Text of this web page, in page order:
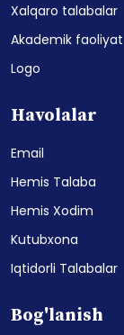
Xalqaro talabalar
Akademik faoliyat
Logo
Havolalar
Email
Hemis Talaba
Hemis Xodim
Kutubxona
Iqtidorli Talabalar
Bog'lanish